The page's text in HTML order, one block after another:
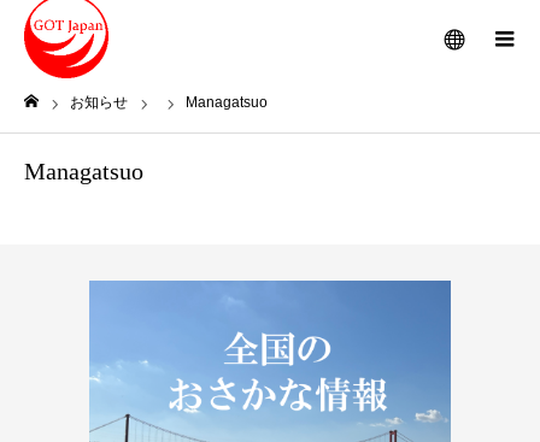
メニュー
お知らせ Managatsuo
Managatsuo